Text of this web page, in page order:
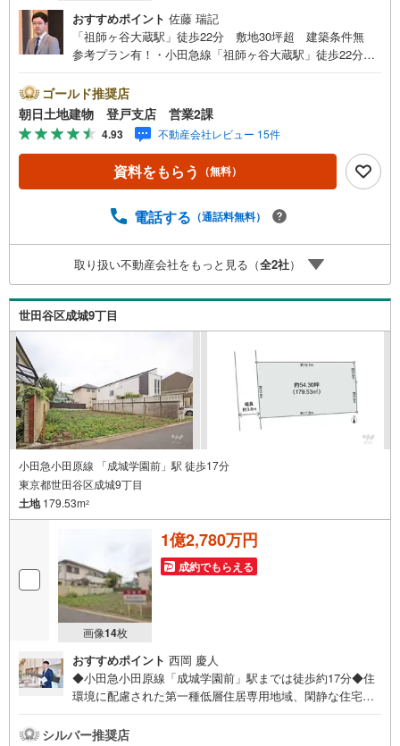
おすすめポイント 佐藤 瑞記
「祖師ヶ谷大蔵駅」徒歩22分 敷地30坪超 建築条件無
参考プラン有！・小田急線「祖師ヶ谷大蔵駅」徒歩22分、
件無】お好きなハウスメーカーにて建築可能！参考プラン
有！・敷地30坪超！区画整理された閑静な住宅地！「低層
住居専用地域」！【営業時間 午前10時～午後20時】上記
時間はお電話が繋がりやすくなっております。人気物件に
は特にお問い合わせが集中する為、お早めにお電話くださ
い。『室内・現地見学をする』ボタンよりご予約をいただ
式会社は、神奈川県・東京都・埼玉県の不動産を中心に取
頼と安心でお客様の住まい探しを全力でサポートいたしま
す。不動産に関わるご質問ご相談など、お気軽にお問合せ
ください。【とことん納得】当社では担当営業が物件情報
をご紹介しております。その後の物件のご説明、資金計
画、税金相談などについては、担当課長も同席してご説明
ゴールド推奨店
朝日土地建物 登戸支店 営業2課
4.93 不動産会社レビュー 15件
資料をもらう （無料）
電話する （通話料無料）
取り扱い不動産会社をもっと見る（全2社）
世田谷区成城9丁目
小田急小田原線 「成城学園前」駅 徒歩17分
東京都世田谷区成城9丁目
土地179.53m2
画像14枚
1億2,780万円
成約でもらえる
おすすめポイント 西岡 慶人
◆小田急小田原線「成城学園前」駅までは徒歩約17分◆住
環境に配慮された第一種低層住居専用地域、閑静な住宅地
ー・工務店をお選びいただけます！◆建築条件がないた
シルバー推奨店